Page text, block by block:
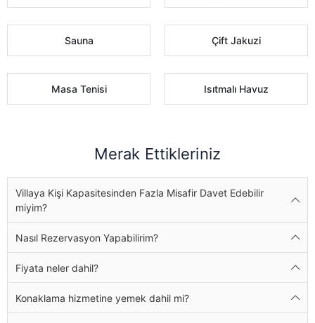
Sauna Çift Jakuzi
Masa Tenisi Isıtmalı Havuz
Merak Ettikleriniz
Villaya Kişi Kapasitesinden Fazla Misafir Davet Edebilir
miyim?
Nasıl Rezervasyon Yapabilirim?
Fiyata neler dahil?
Konaklama hizmetine yemek dahil mi?